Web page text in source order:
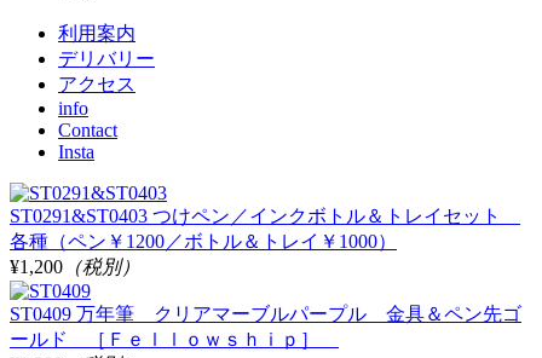
利用案内
デリバリー
アクセス
info
Contact
Insta
ST0291&ST0403 つけペン／インクボトル＆トレイセット
各種（ペン￥1200／ボトル＆トレイ￥1000）
¥1,200 （税別）
ST0409 万年筆 クリアマーブルパープル 金具＆ペン先ゴ
ールド ［Ｆｅｌｌｏｗｓｈｉｐ］